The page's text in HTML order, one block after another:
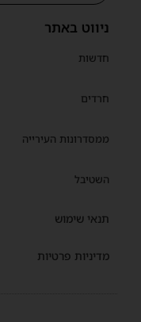
ניווט באתר
חדשות
חרדים
ממסדרונות העירייה
השטיבל
תנאי שימוש
מדיניות פרטיות